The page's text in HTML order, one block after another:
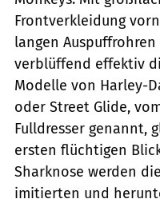
Frontverkleidung
langen
verblüffend effektiv
Modelle von Harley-
oder Street Glide,
Fulldresser genannt,
ersten flüchtigen
Sharknose werden
imitierten und